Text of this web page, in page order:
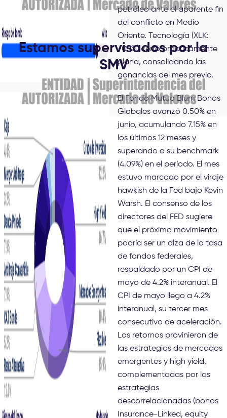
petróleo ante el aparente fin
del conflicto en Medio
Oriente. Tecnología (XLK:
-0.1%) cerró prácticamente
plana, consolidando las
ganancias del mes previo.
El Fondo Mutuo Blum Bonos
Globales avanzó 0.50% en
junio, acumulando 7.15% en
los últimos 12 meses y
superando a su benchmark
(4.09%) en el período. El mes
estuvo marcado por el viraje
hawkish de la Fed bajo Kevin
Warsh. El consenso de los
directores del FED sugiere
que el próximo movimiento
podría ser un alza de la tasa
de fondos federales,
respaldado por un CPI de
mayo de 4.2% interanual. El
CPI de mayo llego a 4.2%
interanual, su tercer mes
consecutivo de aceleración.
Los retornos provinieron de
las estrategias de mercados
emergentes y high yield,
complementadas por las
estrategias
descorrelacionadas (bonos
Insurance-Linked, equity
Estamos supervisados por la
SMV